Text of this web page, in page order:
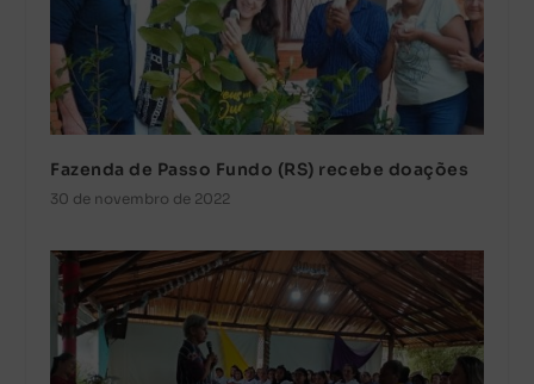
Fazenda de Passo Fundo (RS) recebe doações
30 de novembro de 2022